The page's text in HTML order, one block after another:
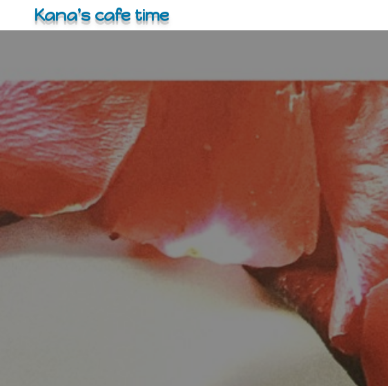
ツ
へ
ス
キ
ッ
Kana's cafe time